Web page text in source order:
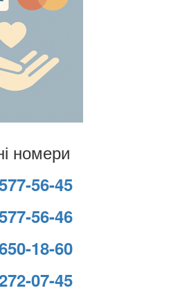
номери
56-45
56-46
18-60
07-45